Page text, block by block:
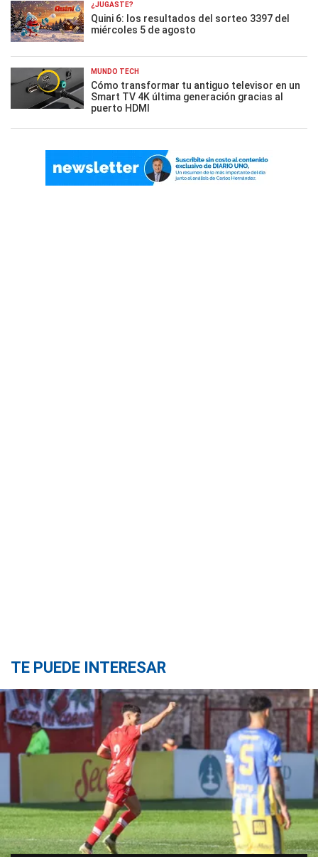
¿JUGASTE?
Quini 6: los resultados del sorteo 3397 del
miércoles 5 de agosto
MUNDO TECH
Cómo transformar tu antiguo televisor en un
Smart TV 4K última generación gracias al
puerto HDMI
TE PUEDE INTERESAR